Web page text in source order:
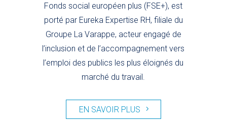
Fonds social européen plus (FSE+), est
porté par Eureka Expertise RH, filiale du
Groupe La Varappe, acteur engagé de
l’inclusion et de l’accompagnement vers
l’emploi des publics les plus éloignés du
marché du travail.
EN SAVOIR PLUS